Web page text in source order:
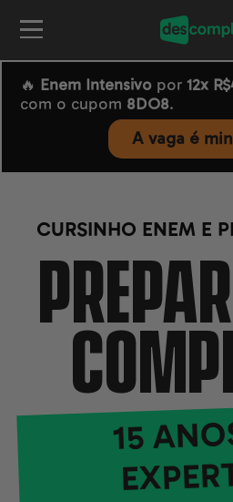
🔥 Enem Intensivopor 12x
com o cupom 8DO8.
A vaga é
CURSINHO ENEM E
15